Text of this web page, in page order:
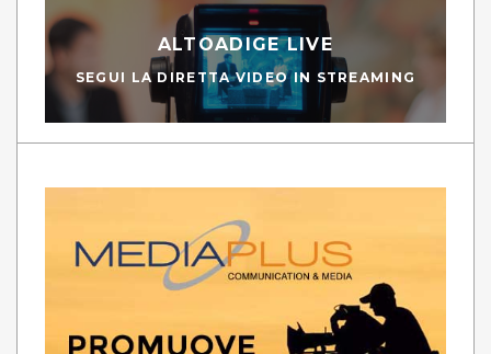
ALTOADIGE LIVE
SEGUI LA DIRETTA VIDEO IN STREAMING